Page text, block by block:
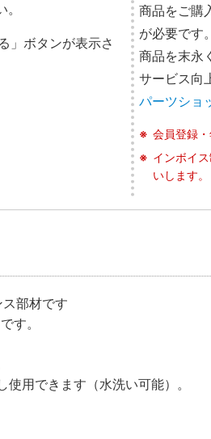
」ボタンが表示さ
商品をご購
が必要です。
商品を末永
サービス向
パーツショ
会員登録・
インボイ
いします。
部材です
す。
用できます（水洗い可能）。